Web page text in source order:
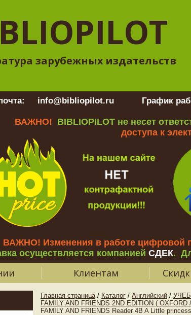
зарубежных издательств
info@bibliopilot.ru График
ВАЖНО! BIBLIOPILOT не несет
доступа к
ВАЖНО! Изменения в работе цифровой
осуществляется компанией СДЕК.
Клиентам
Главная страница / Каталог / Английский /
FAMILY AND FRIENDS 2ND EDITION (
FAMILY AND FRIENDS Reader 4B A Little princess